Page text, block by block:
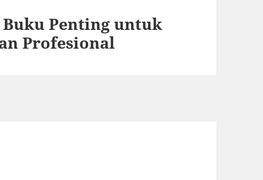
Penting untuk
Profesional